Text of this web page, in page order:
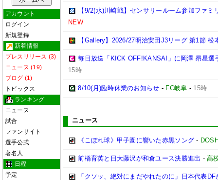
アカウント
ログイン
新規登録
新着情報
プレスリリース (3)
ニュース (19)
ブログ (1)
トピックス
ランキング
ニュース
試合
ファンサイト
選手公式
著名人
日程
予定
【9/2(水)川崎戦】センサリールーム参加ファミ
NEW
【Gallery】2026/27明治安田J3リーグ 第1節 松
毎日放送「KICK OFF!KANSAI」に岡澤 昂星選
15時
8/10(月)臨時休業のお知らせ - FC岐阜 - 15時
ニュース
《こぼれ球》甲子園に響いた赤黒ソング -
前橋育英と日大藤沢が和倉ユース決勝進出 -高
「クソッ、絶対にまだやれたのに」日本代表